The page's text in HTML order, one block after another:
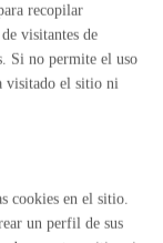
recopilar
visitantes de
Si no permite el uso
visitado el sitio ni
cookies en el sitio.
un perfil de sus